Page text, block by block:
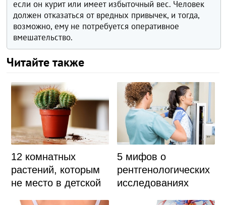
если он курит или имеет избыточный вес. Человек
должен отказаться от вредных привычек, и тогда,
возможно, ему не потребуется оперативное
вмешательство.
Читайте также
12 комнатных
растений, которым
не место в детской
5 мифов о
рентгенологических
исследованиях